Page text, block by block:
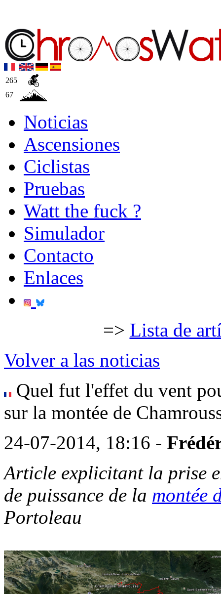
265
67
Noticias
Ascensiones
Ciclistas
Pruebas
Watt the fuck ?
Simulador
Contacto
Enlaces
=> Lista de
Volver a las noticias
Quel fut l'effet du vent
sur la montée de
24-07-2014, 18:16 -
Article explicitant la prise
de puissance de la montée
Portoleau